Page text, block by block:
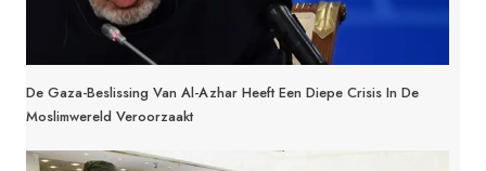
De Gaza-Beslissing Van Al-Azhar Heeft Een Diepe Crisis In De
Moslimwereld Veroorzaakt